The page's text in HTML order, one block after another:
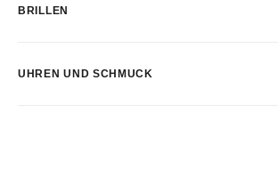
BRILLEN
UHREN UND SCHMUCK